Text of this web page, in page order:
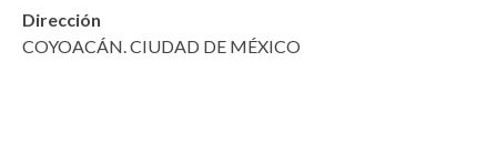
Dirección
COYOACÁN. CIUDAD DE MÉXICO